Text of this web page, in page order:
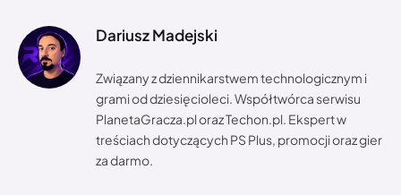
Dariusz Madejski
Związany z dziennikarstwem technologicznym i
grami od dziesięcioleci. Współtwórca serwisu
PlanetaGracza.pl oraz Techon.pl. Ekspert w
treściach dotyczących PS Plus, promocji oraz gier
za darmo.